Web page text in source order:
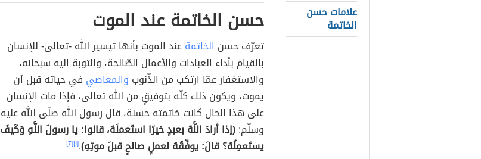
علامات حسن
الخاتمة حسن الخاتمة عند الموت
تعرّف حسن الخاتمةعند الموت بأنها تيسير الله -تعالى- للإنسان
بالقيام بأداء العبادات والأعمال الصّالحة، والتوبة إليه سبحانه،
والاستغفار عمّا ارتكب من الذّنوب والمعاصي في حياته قبل أن
يموت، ويكون ذلك كلّه بتوفيقٍ من الله تعالى، فإذا مات الإنسان
على هذا الحال كانت خاتمته حسنة، قال رسول الله صلّى الله عليه
وسلّم:(إذا أرادَ اللَّهُ بعبدٍ خيرًا استَعملَهُ، قالوا: يا رسولَ اللَّهِ وَكَيفَ
يستَعمِلُهُ؟ قالَ: يوفِّقُهُ لعملٍ صالحٍ قبلَ موتِهِ).[١] [٢]